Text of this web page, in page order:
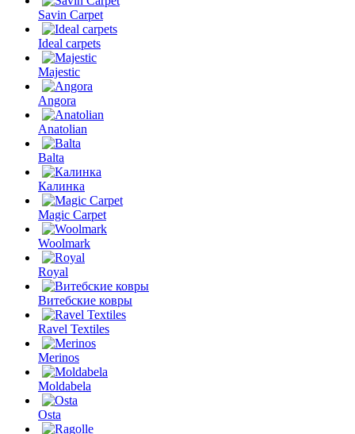
Savin Carpet
Ideal carpets
Majestic
Angora
Anatolian
Balta
Калинка
Magic Carpet
Woolmark
Royal
Витебские ковры
Ravel Textiles
Merinos
Moldabela
Osta